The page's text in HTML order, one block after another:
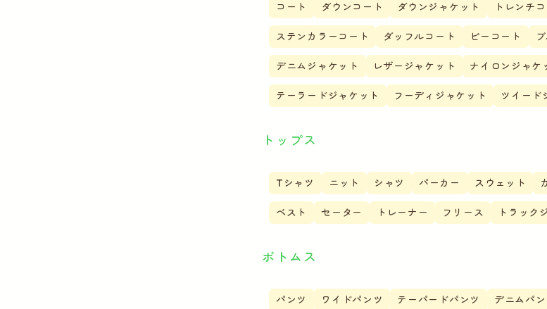
コート ダウンコート ダウンジャケット トレンチ
ステンカラーコート ダッフルコート ピーコート
デニムジャケット レザージャケット ナイロンジャケ
テーラードジャケット フーディジャケット ツイード
トップス
Tシャツ ニット シャツ パーカー スウェット
ベスト セーター トレーナー フリース トラック
ボトムス
パンツ ワイドパンツ テーパードパンツ デニムパン